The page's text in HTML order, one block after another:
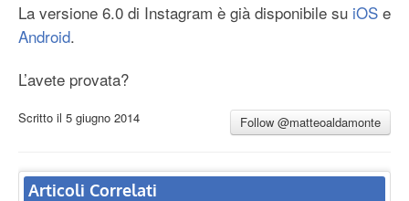
La versione 6.0 di Instagram è già disponibile su iOS e
Android.
L’avete provata?
Scritto il 5 giugno 2014 Follow @matteoaldamonte
Articoli Correlati